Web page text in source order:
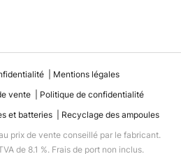
Mentions légales
vente
Politique de confidentialité
et batteries
Recyclage des ampoules
prix de vente conseillé par le fabricant.
de 8.1 %. Frais de port non inclus.